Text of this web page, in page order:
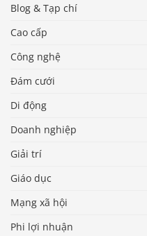
Blog & Tạp chí
Cao cấp
Công nghệ
Đám cưới
Di động
Doanh nghiệp
Giải trí
Giáo dục
Mạng xã hội
Phi lợi nhuận